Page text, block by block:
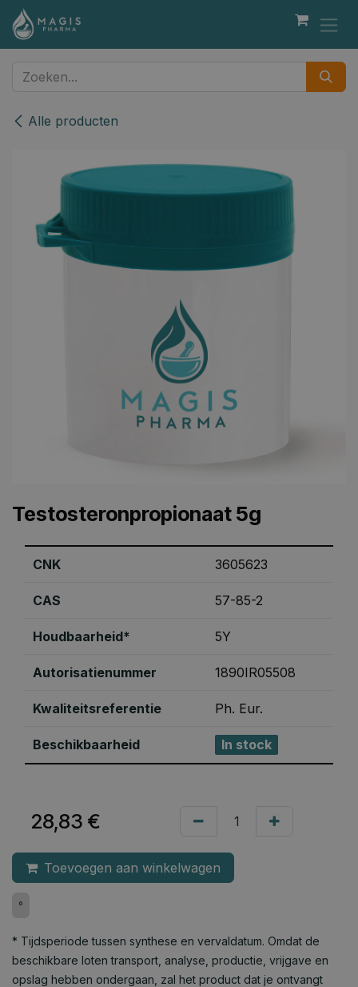
Overslaan naar inhoud
Alle producten
Testosteronpropionaat 5g
CNK 3605623
CAS 57-85-2
Houdbaarheid* 5Y
Autorisatienummer 1890IR05508
Kwaliteitsreferentie Ph. Eur.
Beschikbaarheid In stock
28,83 €
Toevoegen aan winkelwagen
°
* Tijdsperiode tussen synthese en vervaldatum. Omdat de
beschikbare loten transport, analyse, productie, vrijgave en
opslag hebben ondergaan, zal het product dat je ontvangt